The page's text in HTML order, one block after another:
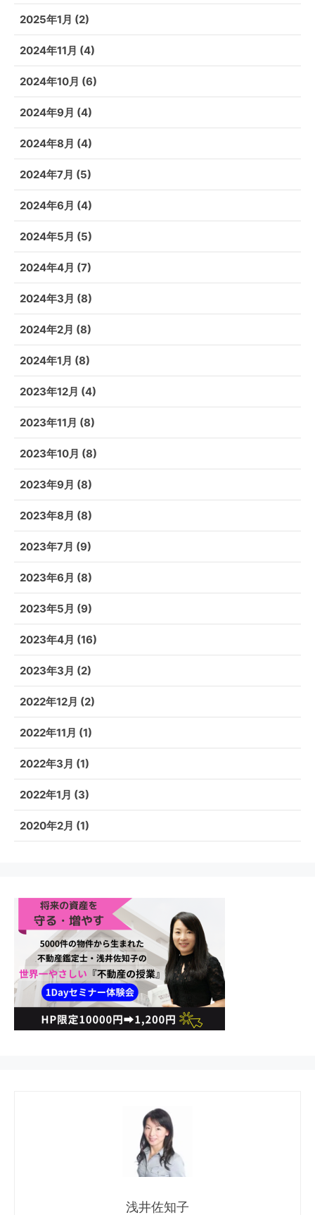
2025年1月 (2)
2024年11月 (4)
2024年10月 (6)
2024年9月 (4)
2024年8月 (4)
2024年7月 (5)
2024年6月 (4)
2024年5月 (5)
2024年4月 (7)
2024年3月 (8)
2024年2月 (8)
2024年1月 (8)
2023年12月 (4)
2023年11月 (8)
2023年10月 (8)
2023年9月 (8)
2023年8月 (8)
2023年7月 (9)
2023年6月 (8)
2023年5月 (9)
2023年4月 (16)
2023年3月 (2)
2022年12月 (2)
2022年11月 (1)
2022年3月 (1)
2022年1月 (3)
2020年2月 (1)
浅井佐知子